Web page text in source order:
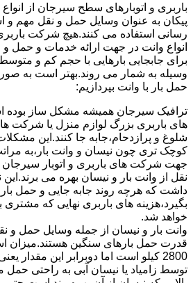
باربری و اتوبارهای سطح سیرجان از
پیکان به عنوان وسایل حمل و نقل مهم
رسانی استفاده می کنند.هیچ شرکت
انواع وانت در جهت ارائه خدمات و حمل و
برای جابجایی بارهایی با حجم کم و
وسیله به شمار می روند.بهتر است به
حمل بار با وانت بپردازیم:
ترافیک سیرجان همیشه مشکل ساز بوده
های باربری بزرگ لوازم منزل یا شرکت ها
شلوغ و پرازدحام،جابه جا کنند.این
کوچک تری چون نیسان و وانت بار،به
جهت شرکت های باربری و اتوبار
نقل از وانت بار و نیسان بهره می برند.این
داشت که هرچه روند جابه جایی و حمل
بگیرد،هزینه های باربری نهایی که مشتری
خواهد شد.
وانت بار و نیسان از جمله وسایل حمل و
قدرت حمل بارهای سنگین هستند.میزان
توسط زامیاد یا نیسان آبی به راحتی